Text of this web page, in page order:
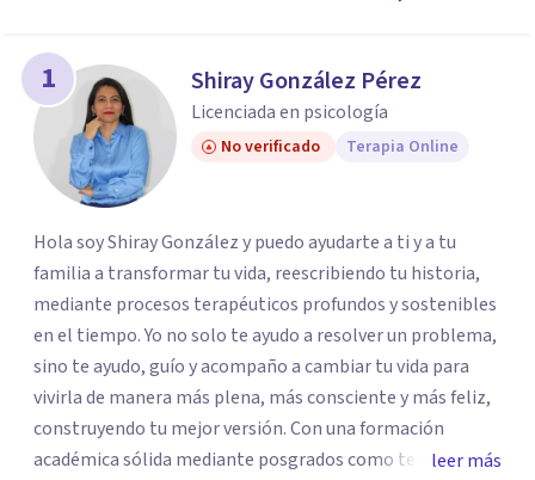
1 Shiray González Pérez
Licenciada en psicología
No verificado Terapia Online
Hola soy Shiray González y puedo ayudarte a ti y a tu
familia a transformar tu vida, reescribiendo tu historia,
mediante procesos terapéuticos profundos y sostenibles
en el tiempo. Yo no solo te ayudo a resolver un problema,
sino te ayudo, guío y acompaño a cambiar tu vida para
vivirla de manera más plena, más consciente y más feliz,
construyendo tu mejor versión. Con una formación
académica sólida mediante posgrados como terapeuta
leer más